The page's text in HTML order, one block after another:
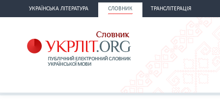
УКРАЇНСЬКА ЛІТЕРАТУРА СЛОВНИК ТРАНСЛІТЕРАЦІЯ